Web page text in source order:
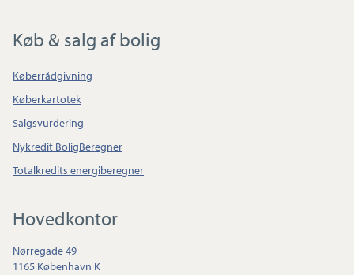
Køb & salg af bolig
Køberrådgivning
Køberkartotek
Salgsvurdering
Nykredit BoligBeregner
Totalkredits energiberegner
Hovedkontor
Nørregade 49
1165 København K